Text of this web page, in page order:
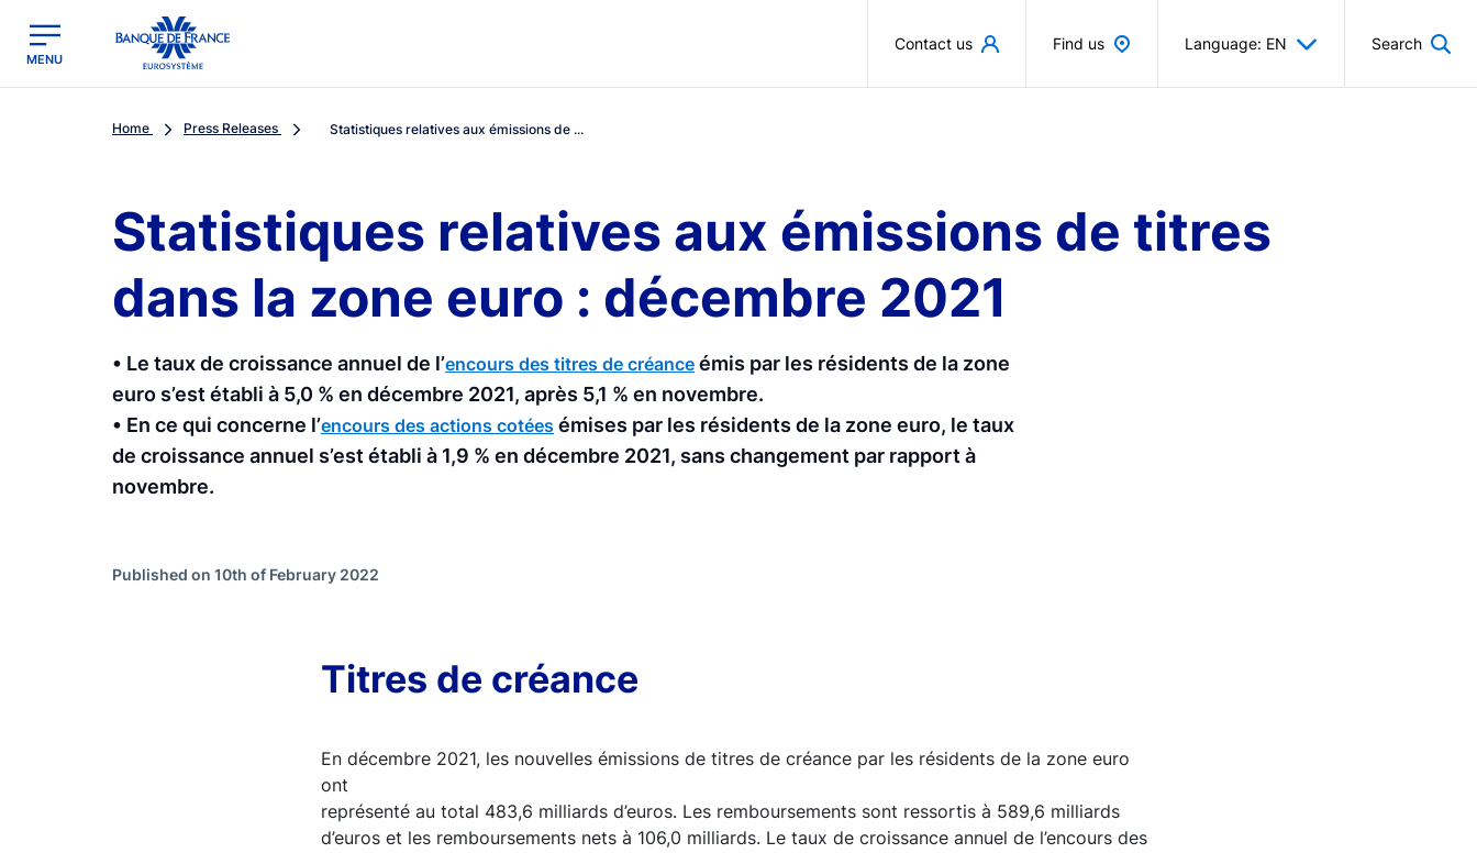
Banque de France - Menu Principal
MENU
Contact us Find us Language: EN Search
Home Press Releases Statistiques relatives aux émissions de ...
Statistiques relatives aux émissions de titres
dans la zone euro : décembre 2021
• Le taux de croissance annuel de l’encours des titres de créance émis par les résidents de la zone
euro s’est établi à 5,0 % en décembre 2021, après 5,1 % en novembre.
• En ce qui concerne l’encours des actions cotées émises par les résidents de la zone euro, le taux
de croissance annuel s’est établi à 1,9 % en décembre 2021, sans changement par rapport à
novembre.
Published on 10th of February 2022
Titres de créance
En décembre 2021, les nouvelles émissions de titres de créance par les résidents de la zone euro
ont
représenté au total 483,6 milliards d’euros. Les remboursements sont ressortis à 589,6 milliards
d’euros et les remboursements nets à 106,0 milliards. Le taux de croissance annuel de l’encours des